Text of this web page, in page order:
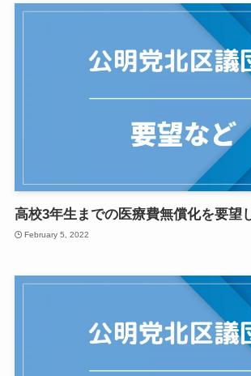
高校3年生までの医療費無償化を要望
February 5, 2022